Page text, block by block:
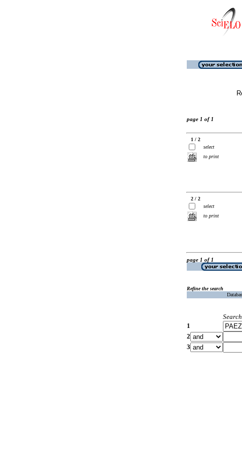
page 1 of 1
1 / 2
select
to print
2 / 2
select
to print
page 1 of 1
Refine the search
Search
1
2
3